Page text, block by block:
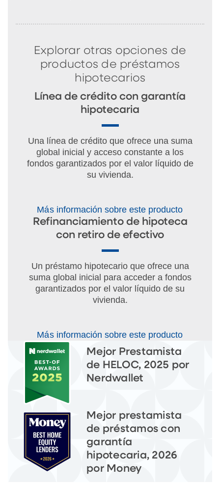
Explorar otras opciones de
productos de préstamos
hipotecarios
Línea de crédito con garantía
hipotecaria
Una línea de crédito que ofrece una suma
global inicial y acceso constante a los
fondos garantizados por el valor líquido de
su vivienda.
Más información sobre este producto
Refinanciamiento de hipoteca
con retiro de efectivo
Un préstamo hipotecario que ofrece una
suma global inicial para acceder a fondos
garantizados por el valor líquido de su
vivienda.
Más información sobre este producto
Mejor Prestamista
de HELOC, 2025 por
Nerdwallet
Mejor prestamista
de préstamos con
garantía
hipotecaria, 2026
por Money